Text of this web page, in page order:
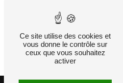
conservons vos données pendant la
puis pendant la durée de
de gestion des contentieux. Vous
la liste d'opposition au démarchage
cette adresse:Bloctel.gouv.fr.
d’informations sur vos droits.
Ce site utilise des cookies et
vous donne le contrôle sur
ceux que vous souhaitez
activer